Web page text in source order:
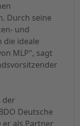
Durch seine
und
die ideale
MLP", sagt
der
Deutsche
als Partner